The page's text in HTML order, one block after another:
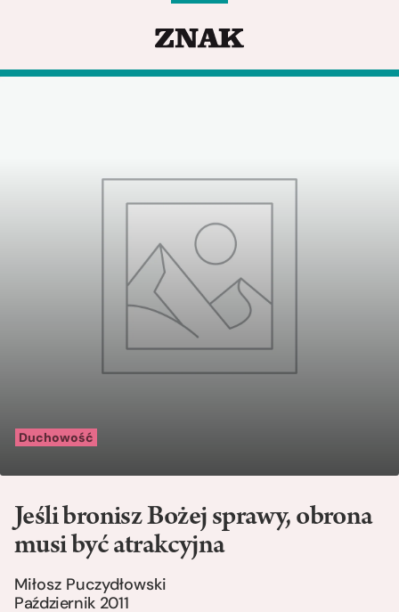
Duchowość
Jeśli bronisz Bożej sprawy, obrona
musi być atrakcyjna
Miłosz Puczydłowski
Październik 2011